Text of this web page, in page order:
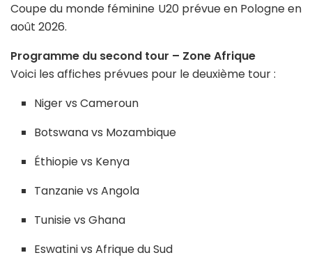
Coupe du monde féminine U20 prévue en Pologne en
août 2026.
Programme du second tour – Zone Afrique
Voici les affiches prévues pour le deuxième tour :
Niger vs Cameroun
Botswana vs Mozambique
Éthiopie vs Kenya
Tanzanie vs Angola
Tunisie vs Ghana
Eswatini vs Afrique du Sud